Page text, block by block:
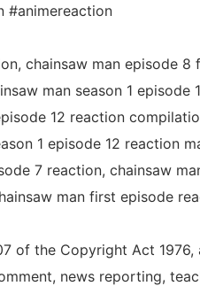
#animereaction
chainsaw man episode
man season 1 episode
12 reaction
1 episode 12 reaction
7 reaction, chainsaw
man first episode
of the Copyright Act
news reporting,